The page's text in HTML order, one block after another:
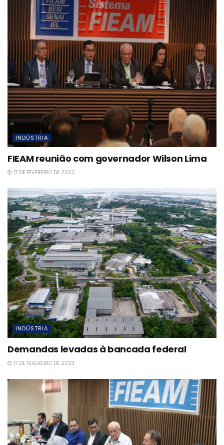
INDÚSTRIA
FIEAM reunião com governador Wilson Lima
17 DE FEVEREIRO DE 2023
INDÚSTRIA
Demandas levadas à bancada federal
17 DE FEVEREIRO DE 2023